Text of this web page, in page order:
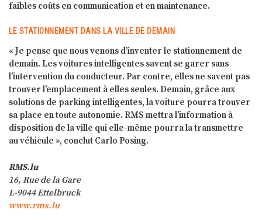
faibles coûts en communication et en maintenance.
LE STATIONNEMENT DANS LA VILLE DE DEMAIN
« Je pense que nous venons d’inventer le stationnement de
demain. Les voitures intelligentes savent se garer sans
l’intervention du conducteur. Par contre, elles ne savent pas
trouver l’emplacement à elles seules. Demain, grâce aux
solutions de parking intelligentes, la voiture pourra trouver
sa place en toute autonomie. RMS mettra l’information à
disposition de la ville qui elle-même pourra la transmettre
au véhicule », conclut Carlo Posing.
RMS.lu
16, Rue de la Gare
L-9044 Ettelbruck
www.rms.lu